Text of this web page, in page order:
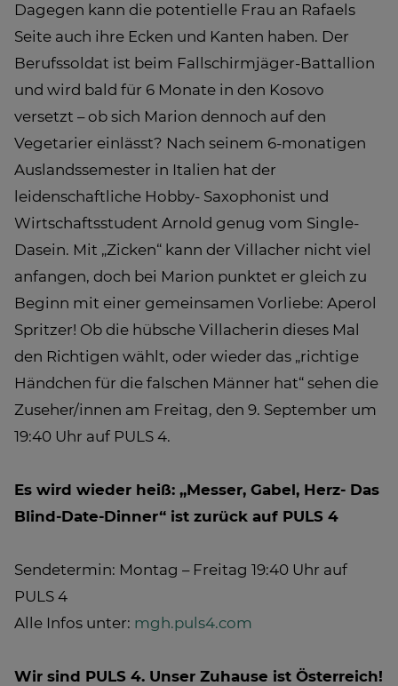
Dagegen kann die potentielle Frau an Rafaels
Seite auch ihre Ecken und Kanten haben. Der
Berufssoldat ist beim Fallschirmjäger-Battallion
und wird bald für 6 Monate in den Kosovo
versetzt – ob sich Marion dennoch auf den
Vegetarier einlässt? Nach seinem 6-monatigen
Auslandssemester in Italien hat der
leidenschaftliche Hobby- Saxophonist und
Wirtschaftsstudent Arnold genug vom Single-
Dasein. Mit „Zicken“ kann der Villacher nicht viel
anfangen, doch bei Marion punktet er gleich zu
Beginn mit einer gemeinsamen Vorliebe: Aperol
Spritzer! Ob die hübsche Villacherin dieses Mal
den Richtigen wählt, oder wieder das „richtige
Händchen für die falschen Männer hat“ sehen die
Zuseher/innen am Freitag, den 9. September um
19:40 Uhr auf PULS 4.
Es wird wieder heiß: „Messer, Gabel, Herz- Das
Blind-Date-Dinner“ ist zurück auf PULS 4
Sendetermin: Montag – Freitag 19:40 Uhr auf
PULS 4
Alle Infos unter: mgh.puls4.com
Wir sind PULS 4. Unser Zuhause ist Österreich!